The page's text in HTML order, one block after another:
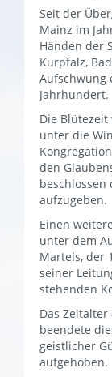
Seit der
Mainz im
Händen der
Kurpfalz,
Aufschwung
Jahrhundert.
Die
unter die
den
beschlossen
aufzugeben.
Einen
unter dem
Martels, der
seiner
stehenden
Das
beendete
geistlicher
aufgehoben.